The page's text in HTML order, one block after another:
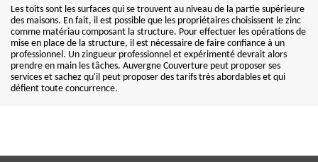
Les toits sont les surfaces qui se trouvent au niveau de la partie supérieure
des maisons. En fait, il est possible que les propriétaires choisissent le zinc
comme matériau composant la structure. Pour effectuer les opérations de
mise en place de la structure, il est nécessaire de faire confiance à un
professionnel. Un zingueur professionnel et expérimenté devrait alors
prendre en main les tâches. Auvergne Couverture peut proposer ses
services et sachez qu'il peut proposer des tarifs très abordables et qui
défient toute concurrence.